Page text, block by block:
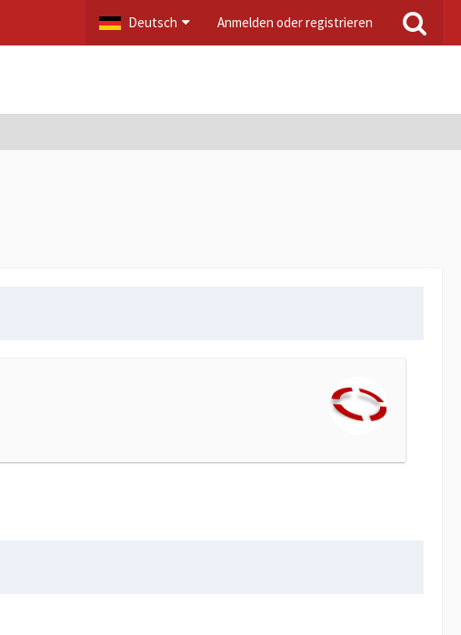
Deutsch Anmelden oder registrieren